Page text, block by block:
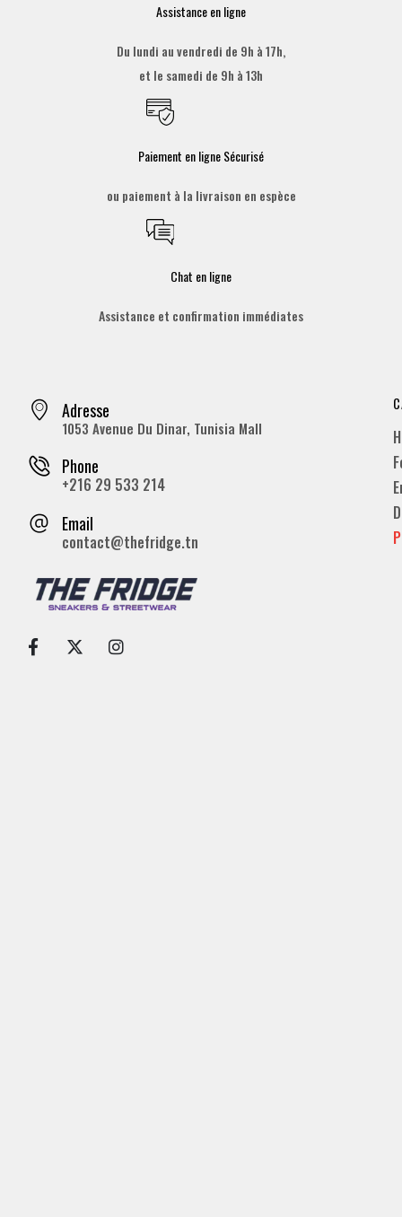
Assistance en ligne
Du lundi au vendredi de 9h à 17h,
et le samedi de 9h à 13h
Paiement en ligne Sécurisé
ou paiement à la livraison en espèce
Chat en ligne
Assistance et confirmation immédiates
Adresse
1053 Avenue Du Dinar, Tunisia Mall
Phone
+216 29 533 214
Email
contact@thefridge.tn